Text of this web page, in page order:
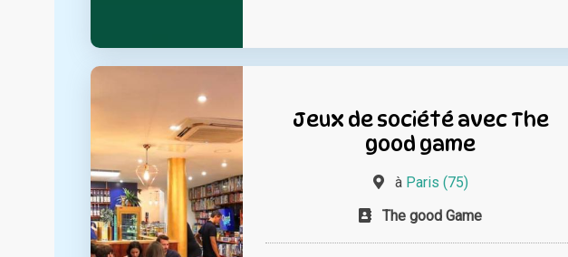
Jeux de société avec The
good game
à Paris (75)
The good Game